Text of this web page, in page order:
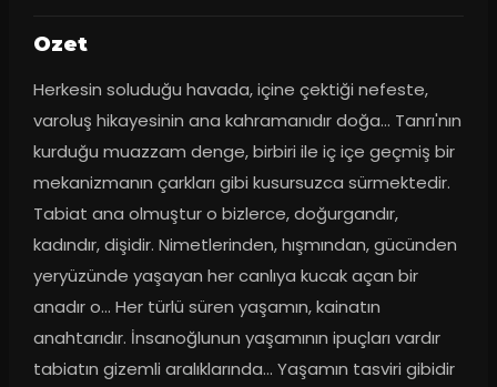
Ozet
Herkesin soluduğu havada, içine çektiği nefeste,
varoluş hikayesinin ana kahramanıdır doğa… Tanrı'nın
kurduğu muazzam denge, birbiri ile iç içe geçmiş bir
mekanizmanın çarkları gibi kusursuzca sürmektedir.
Tabiat ana olmuştur o bizlerce, doğurgandır,
kadındır, dişidir. Nimetlerinden, hışmından, gücünden
yeryüzünde yaşayan her canlıya kucak açan bir
anadır o... Her türlü süren yaşamın, kainatın
anahtarıdır. İnsanoğlunun yaşamının ipuçları vardır
tabiatın gizemli aralıklarında... Yaşamın tasviri gibidir